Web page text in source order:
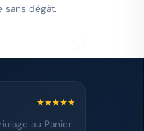
sans dégât.
au Panier.